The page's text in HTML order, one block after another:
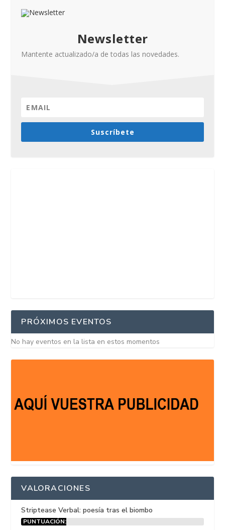
Newsletter
Mantente actualizado/a de todas las novedades.
Suscríbete
PRÓXIMOS EVENTOS
No hay eventos en la lista en estos momentos
VALORACIONES
Striptease Verbal: poesía tras el biombo
PUNTUACIÓN: